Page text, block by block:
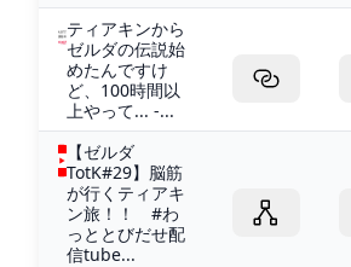
ティアキンから
ゼルダの伝説始
めたんですけ
ど、100時間以
上やって... -...
【ゼルダ
TotK#29】脳筋
が行くティアキ
ン旅！！ #わ
っととびだせ配
信tube...